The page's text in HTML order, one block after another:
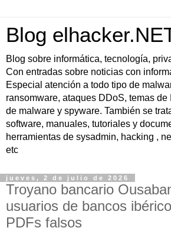
Blog
Blog sobre informática, tecnología,
Con entradas sobre noticias con
Especial atención a todo tipo de
ransomware, ataques DDoS, temas
de malware y spyware. También se
software, manuales, tutoriales y
herramientas de sysadmin, hacking ,
etc
jueves, 2 de julio de 2026
Troyano bancario
usuarios de bancos
PDFs falsos